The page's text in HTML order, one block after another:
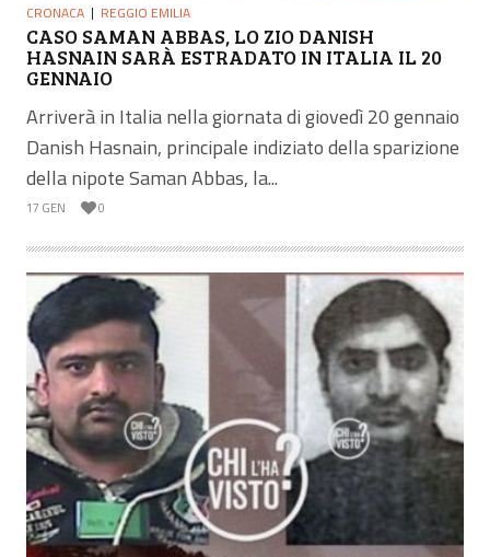
CRONACA REGGIO EMILIA
CASO SAMAN ABBAS, LO ZIO DANISH
HASNAIN SARÀ ESTRADATO IN ITALIA IL 20
GENNAIO
Arriverà in Italia nella giornata di giovedì 20 gennaio
Danish Hasnain, principale indiziato della sparizione
della nipote Saman Abbas, la...
17 GEN 0